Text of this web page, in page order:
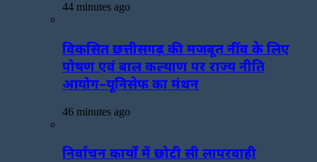
44 minutes ago
विकसित छत्तीसगढ़ की मजबूत नींव के लिए
पोषण एवं बाल कल्याण पर राज्य नीति
आयोग–यूनिसेफ का मंथन
46 minutes ago
निर्वाचन कार्यों में छोटी सी लापरवाही